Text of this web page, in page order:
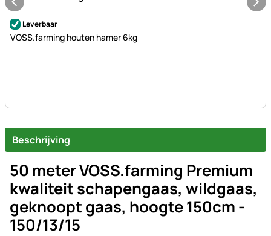
Nog geen beoordelingen geplaatst
Leverbaar
VOSS.farming houten hamer 6kg
Beschrijving
50 meter VOSS.farming Premium
kwaliteit schapengaas, wildgaas,
geknoopt gaas, hoogte 150cm -
150/13/15